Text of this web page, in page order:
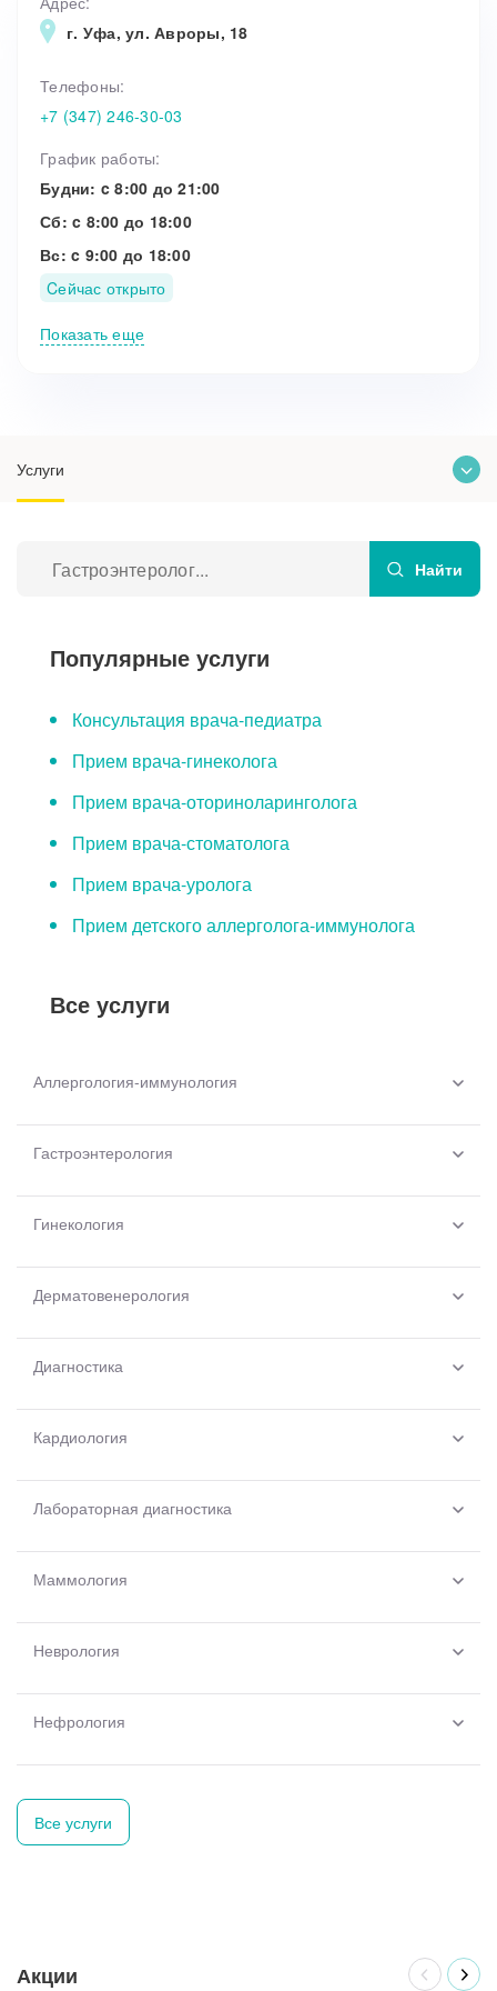
Рентгенология
г. Уфа, ул. Авроры, 18
Телефоны:
+7 (347) 246-30-03
График работы:
Будни: c 8:00 до 21:00
Сб: c 8:00 до 18:00
Вс: c 9:00 до 18:00
Cейчас открыто
Показать еще
Услуги
Врачи
Найти
Популярные услуги
Консультация врача-педиатра
Прием врача-гинеколога
Прием врача-оториноларинголога
Прием врача-стоматолога
Прием врача-уролога
Прием детского аллерголога-иммунолога
Все услуги
Аллергология-иммунология
Гастроэнтерология
Гинекология
Дерматовенерология
Диагностика
Кардиология
Лабораторная диагностика
Маммология
Неврология
Нефрология
Все услуги
Акции